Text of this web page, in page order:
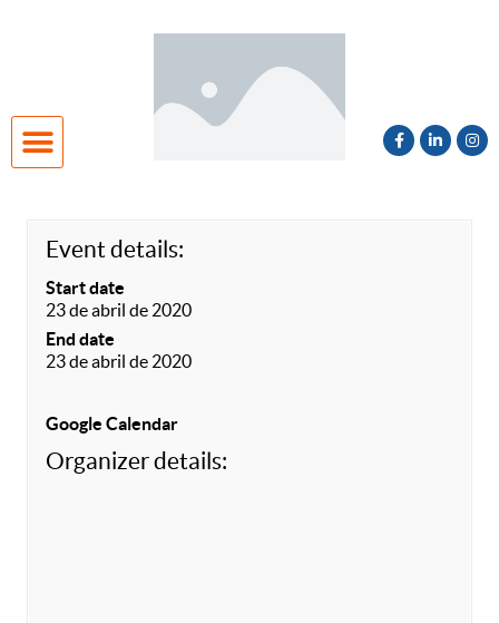
Event details:
Start date
23 de abril de 2020
End date
23 de abril de 2020
Google Calendar
Organizer details: